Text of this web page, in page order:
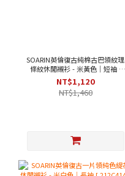
SOARIN英倫復古純棉古巴領紋理
條紋休閒襯衫 - 米黃色｜短袖 [
242TC278 ]
NT$1,120
NT$1,460